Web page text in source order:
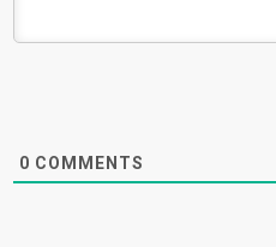
0 COMMENTS